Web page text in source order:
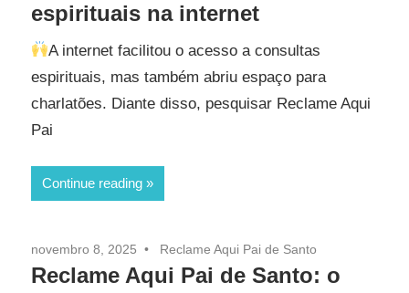
espirituais na internet
A internet facilitou o acesso a consultas
espirituais, mas também abriu espaço para
charlatões. Diante disso, pesquisar Reclame Aqui
Pai
Continue reading
novembro 8, 2025 Reclame Aqui Pai de Santo
Reclame Aqui Pai de Santo: o